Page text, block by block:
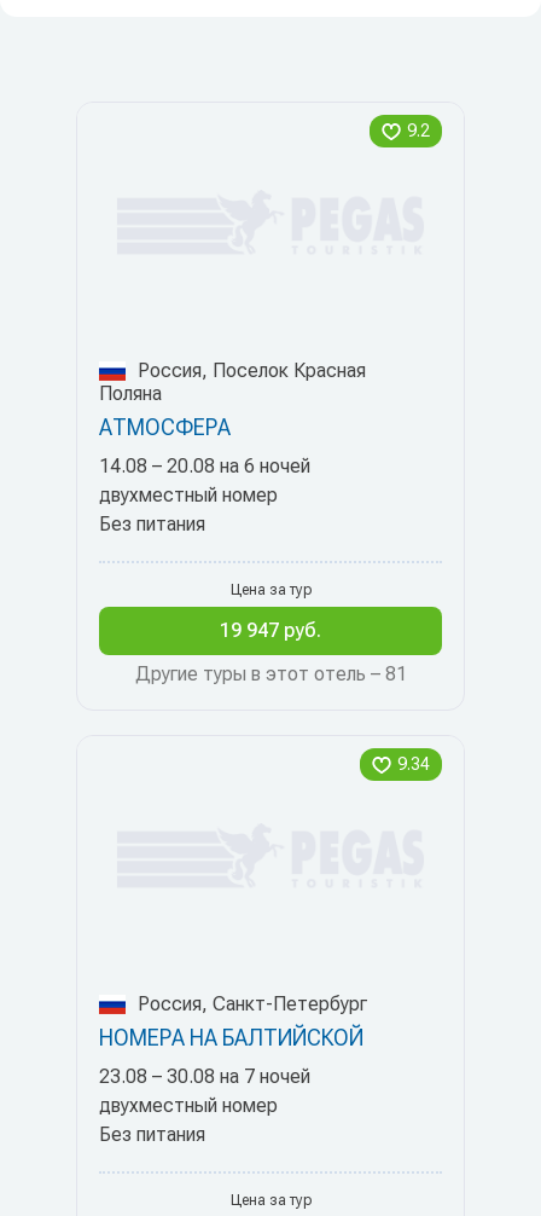
9.2
Россия, Поселок Красная
Поляна
АТМОСФЕРА
14.08 – 20.08 на 6 ночей
двухместный номер
Без питания
Другие туры в этот отель – 81
Цена за тур
19 947 руб.
9.34
Россия, Санкт-Петербург
НОМЕРА НА БАЛТИЙСКОЙ
23.08 – 30.08 на 7 ночей
двухместный номер
Без питания
Цена за тур